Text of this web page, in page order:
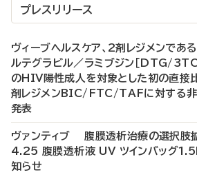
プレスリリース
ヴィーブヘルスケア、2剤レジメンである
ルテグラビル／ラミブジン［DTG/3TC
のHIV陽性成人を対象とした初の直接
剤レジメンBIC/FTC/TAFに対する非
発表
ヴァンティブ 腹膜透析治療の選択肢
4.25 腹膜透析液 UV ツインバッグ
知らせ